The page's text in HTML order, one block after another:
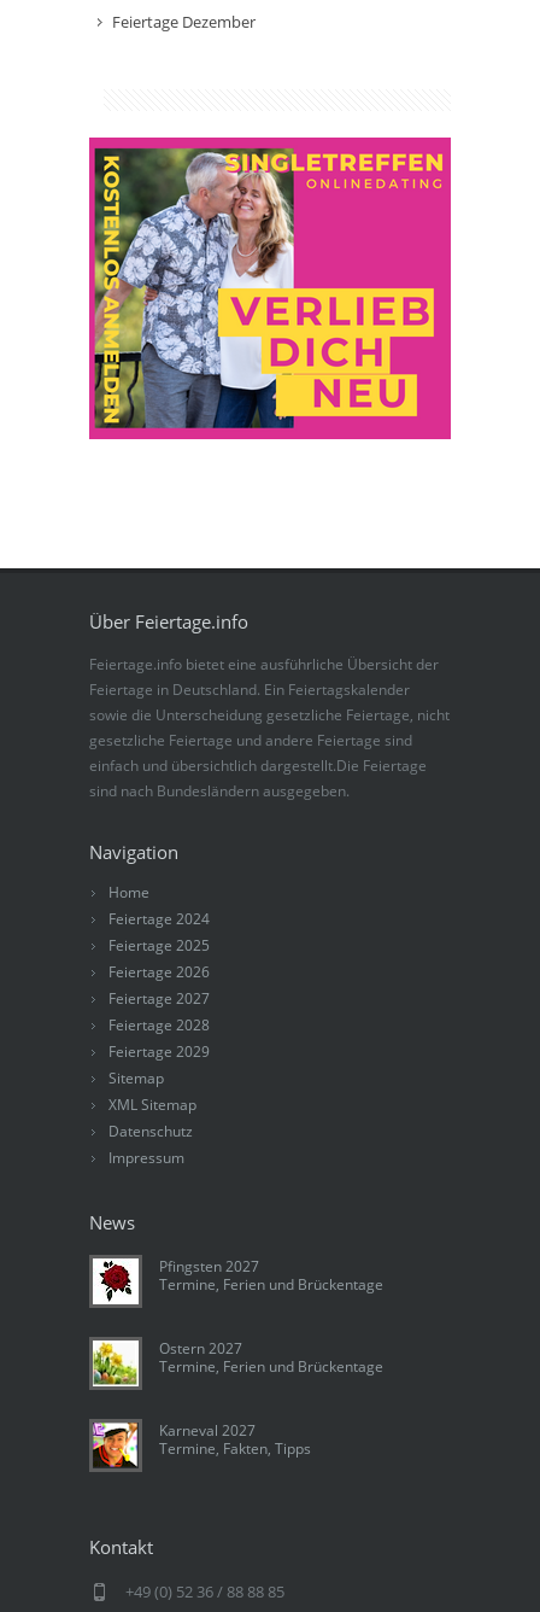
Feiertage Dezember
Über Feiertage.info
Feiertage.info bietet eine ausführliche Übersicht der
Feiertage in Deutschland. Ein Feiertagskalender
sowie die Unterscheidung gesetzliche Feiertage, nicht
gesetzliche Feiertage und andere Feiertage sind
einfach und übersichtlich dargestellt.Die Feiertage
sind nach Bundesländern ausgegeben.
Navigation
Home
Feiertage 2024
Feiertage 2025
Feiertage 2026
Feiertage 2027
Feiertage 2028
Feiertage 2029
Sitemap
XML Sitemap
Datenschutz
Impressum
News
Pfingsten 2027
Termine, Ferien und Brückentage
Ostern 2027
Termine, Ferien und Brückentage
Karneval 2027
Termine, Fakten, Tipps
Kontakt
+49 (0) 52 36 / 88 88 85